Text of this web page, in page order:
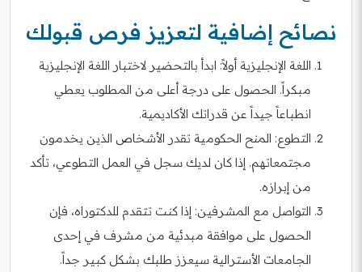
نصائح إضافية لتعزيز فرص قبولك
اللغة الإنجليزية أولاً: ابدأ بالتحضير لاختبار اللغة الإنجليزية
مبكراً. الحصول على درجة أعلى من المطلوب يعطي
انطباعاً جيداً عن قدراتك الأكاديمية.
التطوع: المنح الحكومية تقدر الأشخاص الذين يخدمون
مجتمعاتهم. إذا كان لديك سجل في العمل التطوعي، تأكد
من إبرازه.
التواصل مع المشرفين: إذا كنت تتقدم للدكتوراه، فإن
الحصول على موافقة مبدئية من مشرف في إحدى
الجامعات الأسترالية سيعزز طلبك بشكل كبير جداً.